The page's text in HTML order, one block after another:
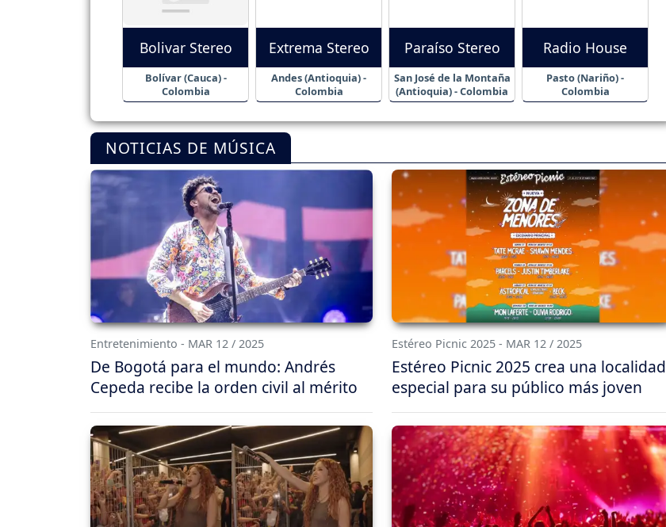
Bolivar Stereo
Bolívar (Cauca) -
Colombia
Extrema Stereo
Andes (Antioquia) -
Colombia
Paraíso Stereo
San José de la Montaña
(Antioquia) - Colombia
Radio House
Pasto (Nariño) -
Colombia
NOTICIAS DE MÚSICA
Entretenimiento - MAR 12 / 2025
De Bogotá para el mundo: Andrés
Cepeda recibe la orden civil al mérito
Estéreo Picnic 2025 - MAR 12 / 2025
Estéreo Picnic 2025 crea una localidad
especial para su público más joven